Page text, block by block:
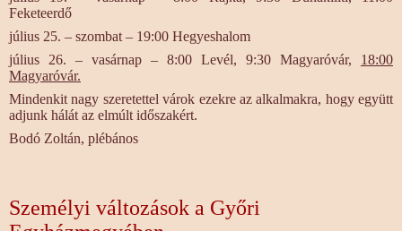
Feketeerdő
július 25. – szombat – 19:00 Hegyeshalom
július 26. – vasárnap – 8:00 Levél, 9:30 Magyaróvár, 18:00
Magyaróvár.
Mindenkit nagy szeretettel várok ezekre az alkalmakra, hogy együtt
adjunk hálát az elmúlt időszakért.
Bodó Zoltán, plébános
Személyi változások a Győri